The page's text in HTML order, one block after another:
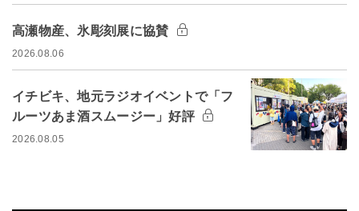
高瀬物産、氷彫刻展に協賛
2026.08.06
イチビキ、地元ラジオイベントで「フ
ルーツあま酒スムージー」好評
2026.08.05